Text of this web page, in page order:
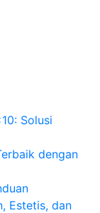
Solusi
dengan
Estetis, dan